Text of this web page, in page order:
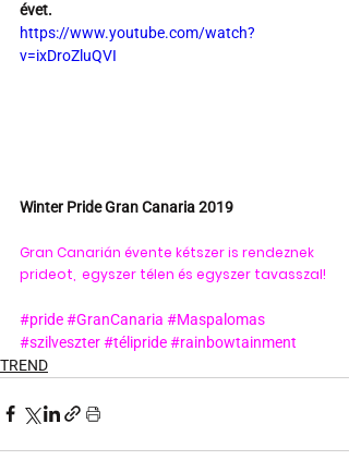
évet.
https://www.youtube.com/watch?
v=ixDroZluQVI
Winter Pride Gran Canaria 2019
Gran Canarián évente kétszer is rendeznek
prideot,  egyszer télen és egyszer tavasszal!
#pride#GranCanaria #Maspalomas
#szilveszter#télipride#rainbowtainment
TREND